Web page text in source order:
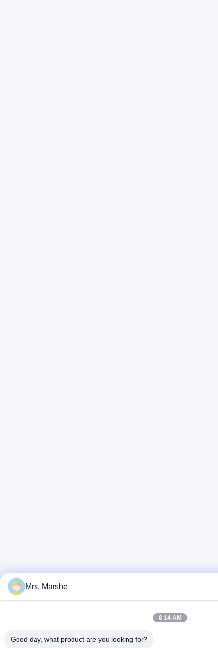
Mrs. Marshe
8:14 AM
Good day, what product are you looking for?